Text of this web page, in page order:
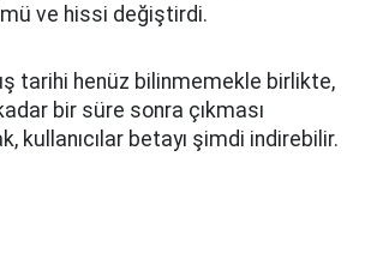
ve hissi değiştirdi.
tarihi henüz bilinmemekle birlikte,
bir süre sonra çıkması
kullanıcılar betayı şimdi indirebilir.